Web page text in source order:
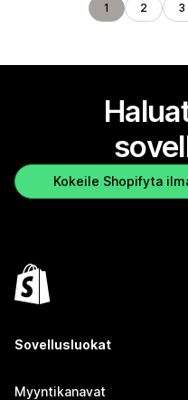
1 2 3
Kokeile Shopifyta
Sovellusluokat
Myyntikanavat